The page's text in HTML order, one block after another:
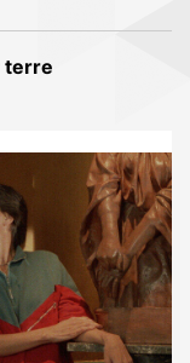
terre